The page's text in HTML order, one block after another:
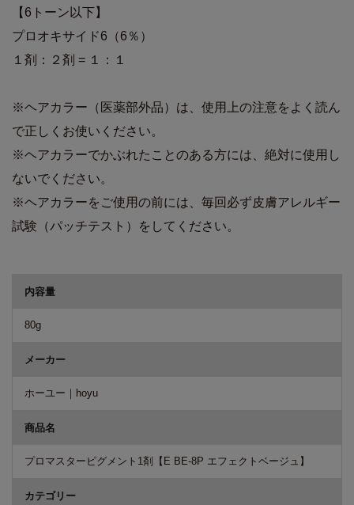
【6トーン以下】
プロオキサイド6（6％）
１剤：２剤 = １：１
※ヘアカラー（医薬部外品）は、使用上の注意をよく読ん
で正しくお使いください。
※ヘアカラーでかぶれたことのある方には、絶対に使用し
ないでください。
※ヘアカラーをご使用の前には、毎回必ず皮膚アレルギー
試験（パッチテスト）をしてください。
内容量
80g
メーカー
ホーユー｜hoyu
商品名
プロマスターピグメント1剤【E BE-8P エフェクトベージュ】
カテゴリー